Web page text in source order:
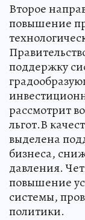
Второе
повышение
поддержку
рассмотрит
льгот.В
выделена
бизнеса,
давления.
повышение
системы,
политики.